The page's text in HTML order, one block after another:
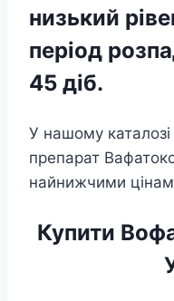
низький
період
45 діб.
У нашому
препарат
найнижчими
Купити